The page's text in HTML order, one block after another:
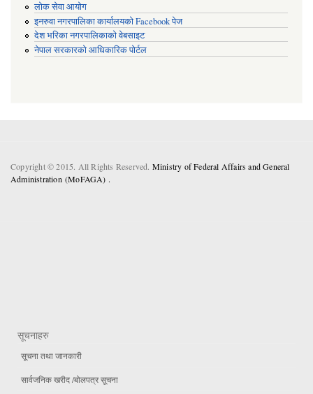
लोक सेवा आयोग
इनरुवा नगरपालिका कार्यालयको Facebook पेज
देश भरिका नगरपालिकाको वेबसाइट
नेपाल सरकारको आधिकारिक पोर्टल
Copyright © 2015. All Rights Reserved. Ministry of Federal Affairs and General
Administration (MoFAGA) .
सूचनाहरु
सूचना तथा जानकारी
सार्वजनिक खरीद /बोलपत्र सूचना